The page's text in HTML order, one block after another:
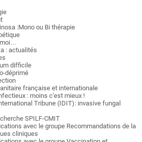
:Mono ou Bi thérapie
moi…
: actualités
difficile
déprimé
française et internationale
: moins c'est mieux !
Tribune (IDIT): invasive fungal
SPILF-CMIT
avec le groupe Recommandations de la
cliniques